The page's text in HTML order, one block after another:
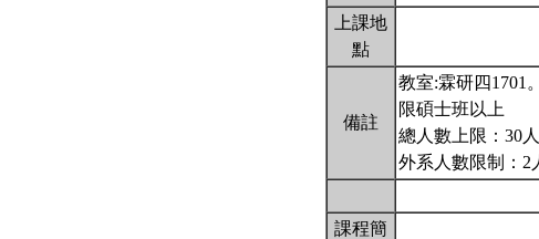
上課地
點
備註
教室:霖研四1701。
限碩士班以上
總人數上限：30人
外系人數限制：2
課程簡